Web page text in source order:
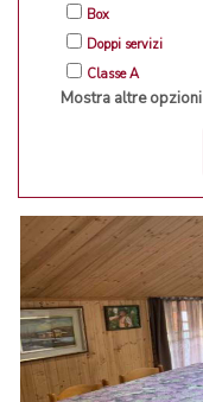
Box
Doppi servizi
Classe A
Mostra altre opzioni